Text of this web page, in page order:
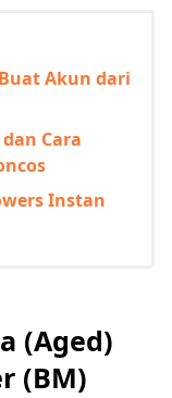
Akun dari
Cara
Instan
(Aged)
(BM)